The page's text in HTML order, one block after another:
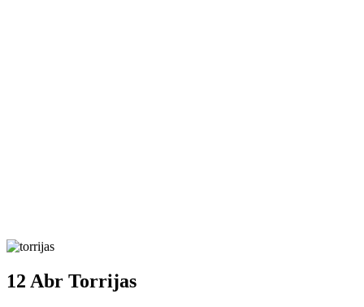
12 Abr Torrijas